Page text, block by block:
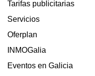
Tarifas publicitarias
Servicios
Oferplan
INMOGalia
Eventos en Galicia